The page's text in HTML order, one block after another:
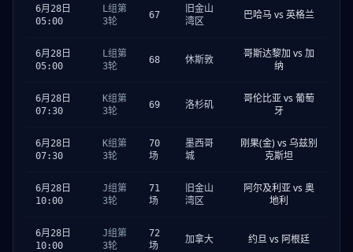
6月28日
05:00
L组第
3轮
67
旧金山
湾区
巴哈马 vs 英格兰
6月28日
05:00
L组第
3轮
68 休斯敦
哥斯达黎加 vs 加
纳
6月28日
07:30
K组第
3轮
69 洛杉矶
哥伦比亚 vs 葡萄
牙
6月28日
07:30
K组第
3轮
70
场
墨西哥
城
刚果(金) vs 乌兹别
克斯坦
6月28日
10:00
J组第
3轮
71
场
旧金山
湾区
阿尔及利亚 vs 奥
地利
6月28日
10:00
J组第
3轮
72
场
加拿大 约旦 vs 阿根廷